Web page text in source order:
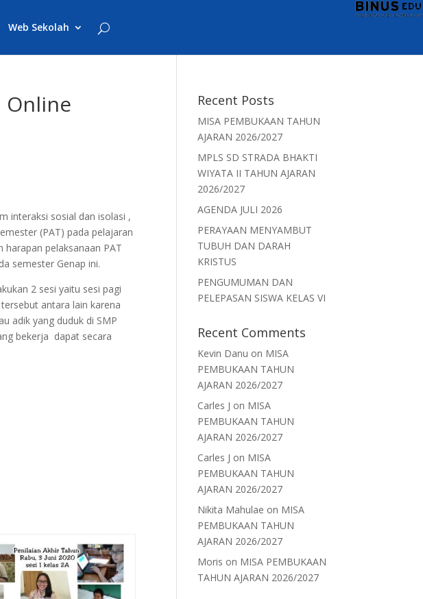
Web Sekolah
Online
interaksi sosial dan isolasi ,
(PAT) pada pelajaran
harapan pelaksanaan PAT
semester Genap ini.
2 sesi yaitu sesi pagi
antara lain karena
adik yang duduk di SMP
bekerja dapat secara
Recent Posts
MISA PEMBUKAAN TAHUN
AJARAN 2026/2027
MPLS SD STRADA BHAKTI
WIYATA II TAHUN AJARAN
2026/2027
AGENDA JULI 2026
PERAYAAN MENYAMBUT
TUBUH DAN DARAH
KRISTUS
PENGUMUMAN DAN
PELEPASAN SISWA KELAS VI
Recent Comments
Kevin Danu on MISA
PEMBUKAAN TAHUN
AJARAN 2026/2027
Carles J on MISA
PEMBUKAAN TAHUN
AJARAN 2026/2027
Carles J on MISA
PEMBUKAAN TAHUN
AJARAN 2026/2027
Nikita Mahulae on MISA
PEMBUKAAN TAHUN
AJARAN 2026/2027
Moris on MISA PEMBUKAAN
TAHUN AJARAN 2026/2027